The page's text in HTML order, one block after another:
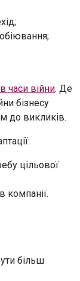
часи війни. Де
бізнесу
до викликів.
цільової
компанії.
більш